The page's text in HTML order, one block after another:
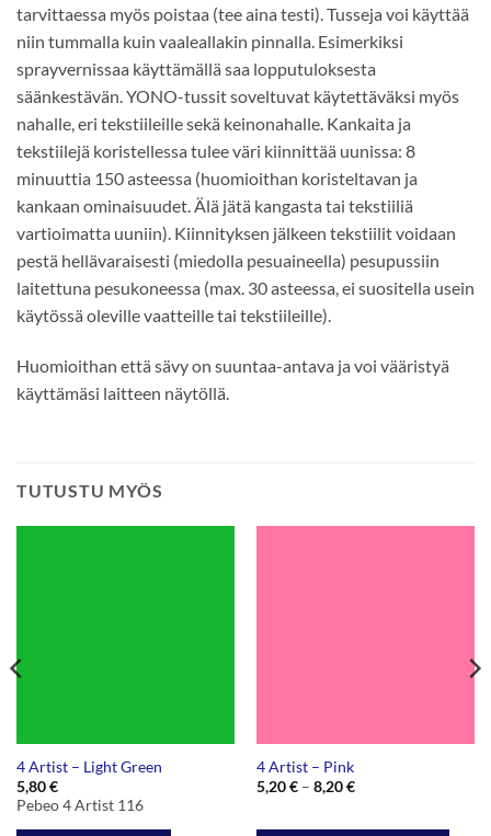
tarvittaessa myös poistaa (tee aina testi). Tusseja voi käyttää
niin tummalla kuin vaaleallakin pinnalla. Esimerkiksi
sprayvernissaa käyttämällä saa lopputuloksesta
säänkestävän. YONO-tussit soveltuvat käytettäväksi myös
nahalle, eri tekstiileille sekä keinonahalle. Kankaita ja
tekstiilejä koristellessa tulee väri kiinnittää uunissa: 8
minuuttia 150 asteessa (huomioithan koristeltavan ja
kankaan ominaisuudet. Älä jätä kangasta tai tekstiiliä
vartioimatta uuniin). Kiinnityksen jälkeen tekstiilit voidaan
pestä hellävaraisesti (miedolla pesuaineella) pesupussiin
laitettuna pesukoneessa (max. 30 asteessa, ei suositella usein
käytössä oleville vaatteille tai tekstiileille).
Huomioithan että sävy on suuntaa-antava ja voi vääristyä
käyttämäsi laitteen näytöllä.
TUTUSTU MYÖS
4 Artist – Light Green
5,80€
Pebeo 4 Artist 116
4 Artist – Pink
5,20€ – 8,20€Hintaluokka:
8,20 €